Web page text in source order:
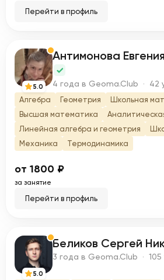
Перейти в профиль
А
5.0
Антимонова
4 года в Geoma.Club · 42
Алгебра Геометрия
Школьная
Высшая математика
Линейная алгебра и геометрия
Механика
Термодинамика
от 1800 ₽
за занятие
Перейти в профиль
Б
5.0
Беликов Сергей
3 года в Geoma.Club · 105